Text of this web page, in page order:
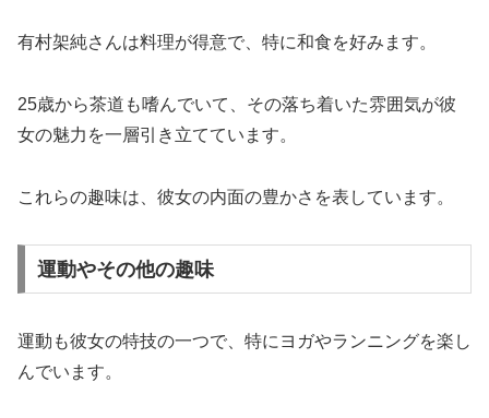
有村架純さんは料理が得意で、特に和食を好みます。
25歳から茶道も嗜んでいて、その落ち着いた雰囲気が彼
女の魅力を一層引き立てています。
これらの趣味は、彼女の内面の豊かさを表しています。
運動やその他の趣味
運動も彼女の特技の一つで、特にヨガやランニングを楽し
んでいます。